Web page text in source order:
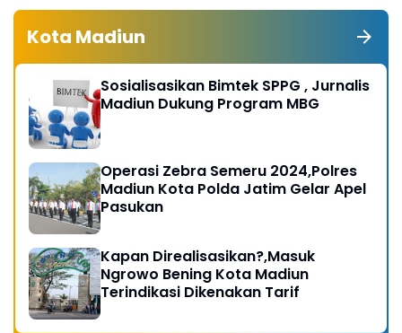
Kota Madiun
Sosialisasikan Bimtek SPPG , Jurnalis
Madiun Dukung Program MBG
Operasi Zebra Semeru 2024,Polres
Madiun Kota Polda Jatim Gelar Apel
Pasukan
Kapan Direalisasikan?,Masuk
Ngrowo Bening Kota Madiun
Terindikasi Dikenakan Tarif